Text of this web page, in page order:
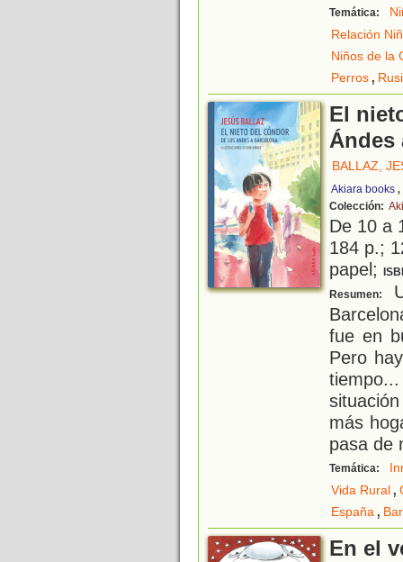
Temática:
Relación
Niños de la
Perros,
El
Ándes
BALLAZ,
Akiara books
Colección:
De 10 a
184 p.;
papel;
Resumen:
fue en
Pero
más
pasa de
Temática:
Vida Rural,
España,
En el